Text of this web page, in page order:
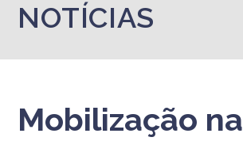
NOTÍCIAS
Mobilização na